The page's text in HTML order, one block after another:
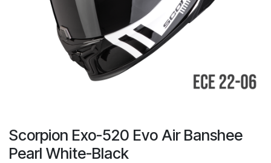
Scorpion Exo-520 Evo Air Banshee
Pearl White-Black